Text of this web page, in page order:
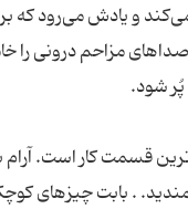
و یادش می‌رود که
صداهای مزاحم درونی
قسمت کار است. آرام
. بابت چیزهای